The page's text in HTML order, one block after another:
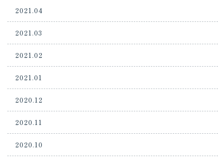
2021.04
2021.03
2021.02
2021.01
2020.12
2020.11
2020.10